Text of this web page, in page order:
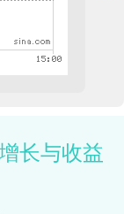
长与收益